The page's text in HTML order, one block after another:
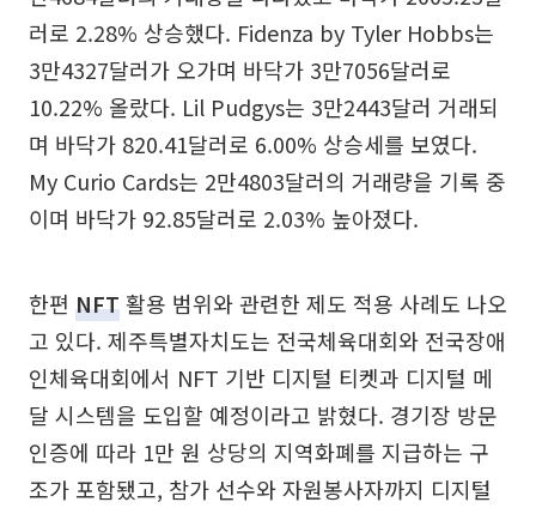
러로 2.28% 상승했다. Fidenza by Tyler Hobbs는
3만4327달러가 오가며 바닥가 3만7056달러로
10.22% 올랐다. Lil Pudgys는 3만2443달러 거래되
며 바닥가 820.41달러로 6.00% 상승세를 보였다.
My Curio Cards는 2만4803달러의 거래량을 기록 중
이며 바닥가 92.85달러로 2.03% 높아졌다.
한편 NFT활용 범위와 관련한 제도 적용 사례도 나오
고 있다. 제주특별자치도는 전국체육대회와 전국장애
인체육대회에서 NFT 기반 디지털 티켓과 디지털 메
달 시스템을 도입할 예정이라고 밝혔다. 경기장 방문
인증에 따라 1만 원 상당의 지역화폐를 지급하는 구
조가 포함됐고, 참가 선수와 자원봉사자까지 디지털